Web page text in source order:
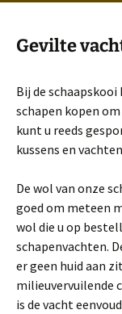
Gevilte
Bij de
schapen kopen
kunt u reeds
kussens en
De wol van onze
goed om meteen
wol die u op
schapenvachten.
er geen huid aan
milieuvervuilende
is de vacht